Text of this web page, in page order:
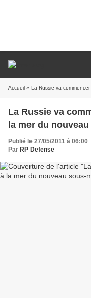
Accueil » La Russie va commencer les
La Russie va
la mer du
Publié le 27/05/2011 à 06:00
Par RP Defense